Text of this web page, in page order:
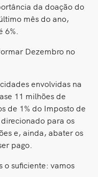
da doação do
mês do ano,
Dezembro no
envolvidas na
11 milhões de
de 1% do Imposto de
para os
e, ainda, abater os
pago.
o suficiente: vamos